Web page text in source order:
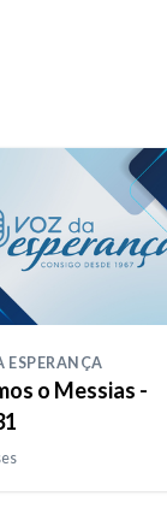
ESPERANÇA
o Messias -